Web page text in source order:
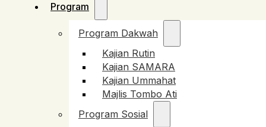
Program
Program Dakwah
Kajian Rutin
Kajian SAMARA
Kajian Ummahat
Majlis Tombo Ati
Program Sosial